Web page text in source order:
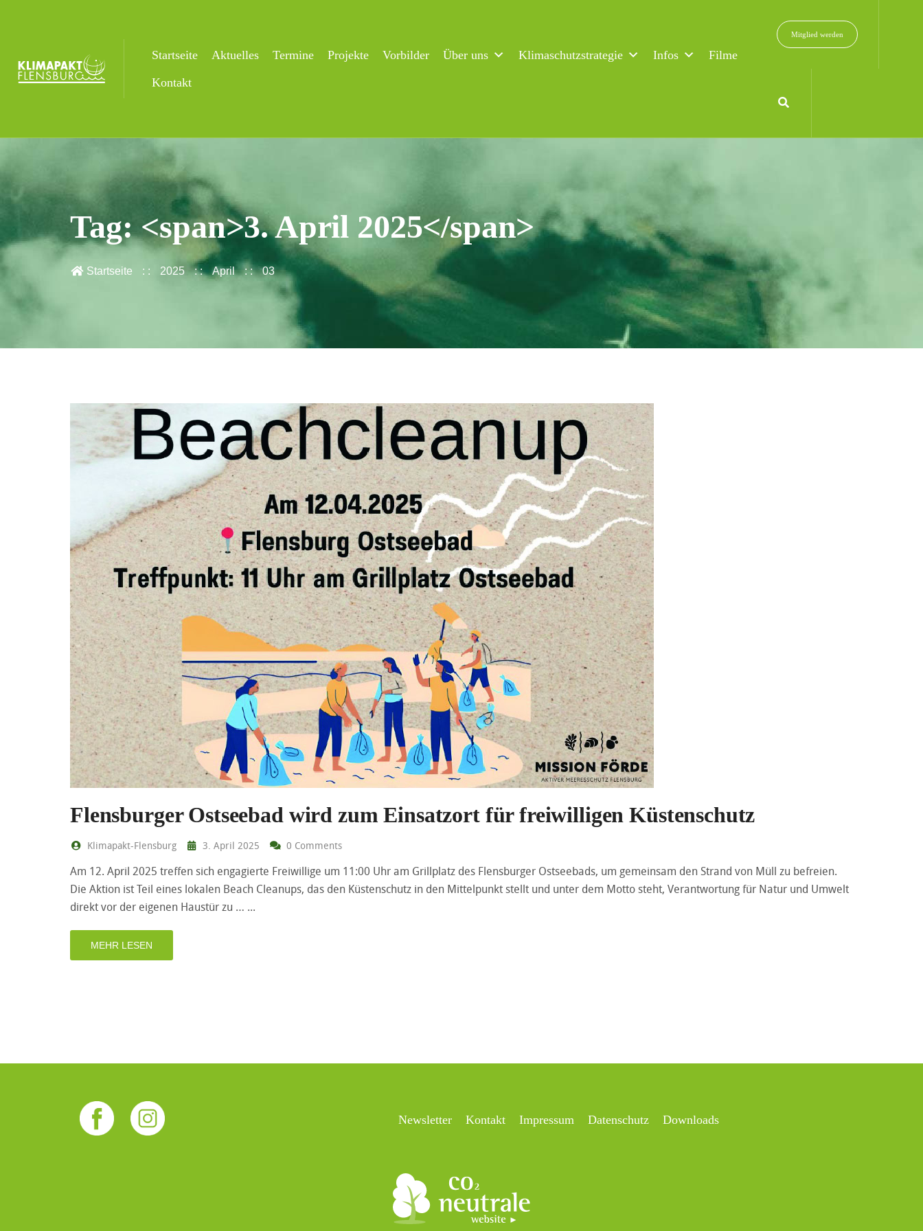
Startseite Aktuelles Termine Projekte Vorbilder Über uns Klimaschutzstrategie Infos
Filme
Kontakt
Mitglied werden
Tag: <span>3. April 2025</span>
Startseite 2025 April 03
Flensburger Ostseebad wird zum Einsatzort für freiwilligen Küstenschutz
Klimapakt-Flensburg 3. April 2025 0 Comments
Am 12. April 2025 treffen sich engagierte Freiwillige um 11:00 Uhr am Grillplatz des Flensburger Ostseebads, um gemeinsam den Strand von Müll zu befreien.
Die Aktion ist Teil eines lokalen Beach Cleanups, das den Küstenschutz in den Mittelpunkt stellt und unter dem Motto steht, Verantwortung für Natur und Umwelt
direkt vor der eigenen Haustür zu …
MEHR LESEN
Newsletter Kontakt Impressum Datenschutz Downloads